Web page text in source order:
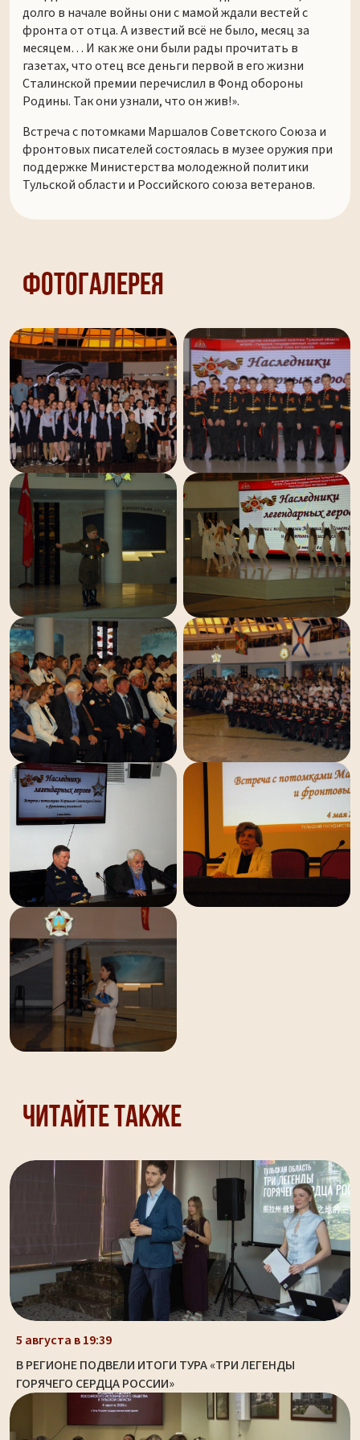
долго в начале войны они с мамой ждали вестей с
фронта от отца. А известий всё не было, месяц за
месяцем… И как же они были рады прочитать в
газетах, что отец все деньги первой в его жизни
Сталинской премии перечислил в Фонд обороны
Родины. Так они узнали, что он жив!».
Встреча с потомками Маршалов Советского Союза и
фронтовых писателей состоялась в музее оружия при
поддержке Министерства молодежной политики
Тульской области и Российского союза ветеранов.
Фотогалерея
Читайте также
5 августа в 19:39
В РЕГИОНЕ ПОДВЕЛИ ИТОГИ ТУРА «ТРИ ЛЕГЕНДЫ
ГОРЯЧЕГО СЕРДЦА РОССИИ»